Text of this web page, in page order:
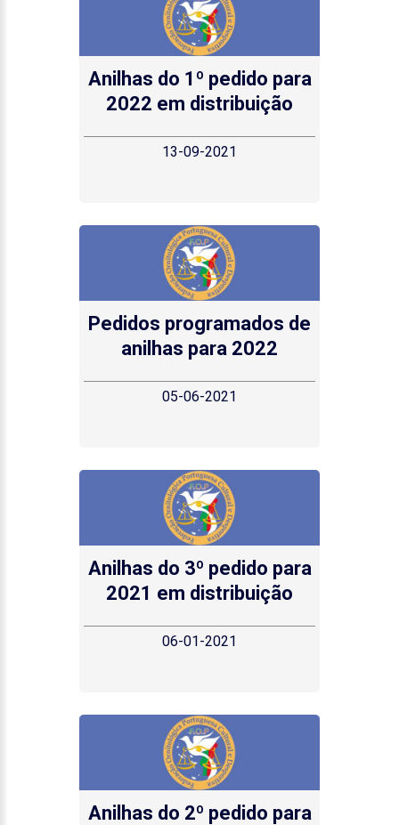
Anilhas do 1º pedido para
2022 em distribuição
13-09-2021
Pedidos programados de
anilhas para 2022
05-06-2021
Anilhas do 3º pedido para
2021 em distribuição
06-01-2021
Anilhas do 2º pedido para